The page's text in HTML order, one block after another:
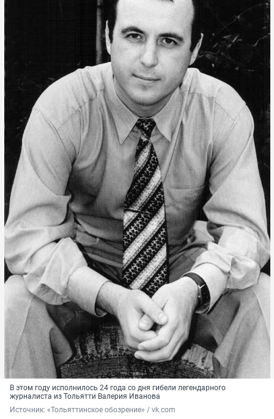
В этом году исполнилось 24 года со дня гибели легендарного
журналиста из Тольятти Валерия Иванова
Источник: «Тольяттинское обозрение» / vk.com